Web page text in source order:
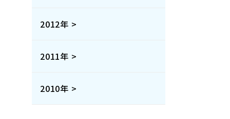
2012年 >
2011年 >
2010年 >